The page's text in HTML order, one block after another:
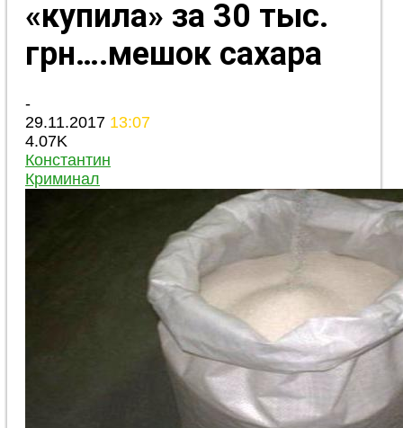
«купила» за 30 тыс.
грн….мешок сахара
-
29.11.2017 13:07
4.07K
Константин
Криминал